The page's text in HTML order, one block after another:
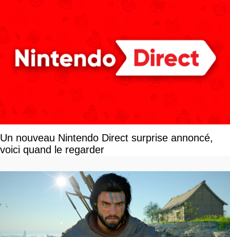
Un nouveau Nintendo Direct surprise annoncé,
voici quand le regarder